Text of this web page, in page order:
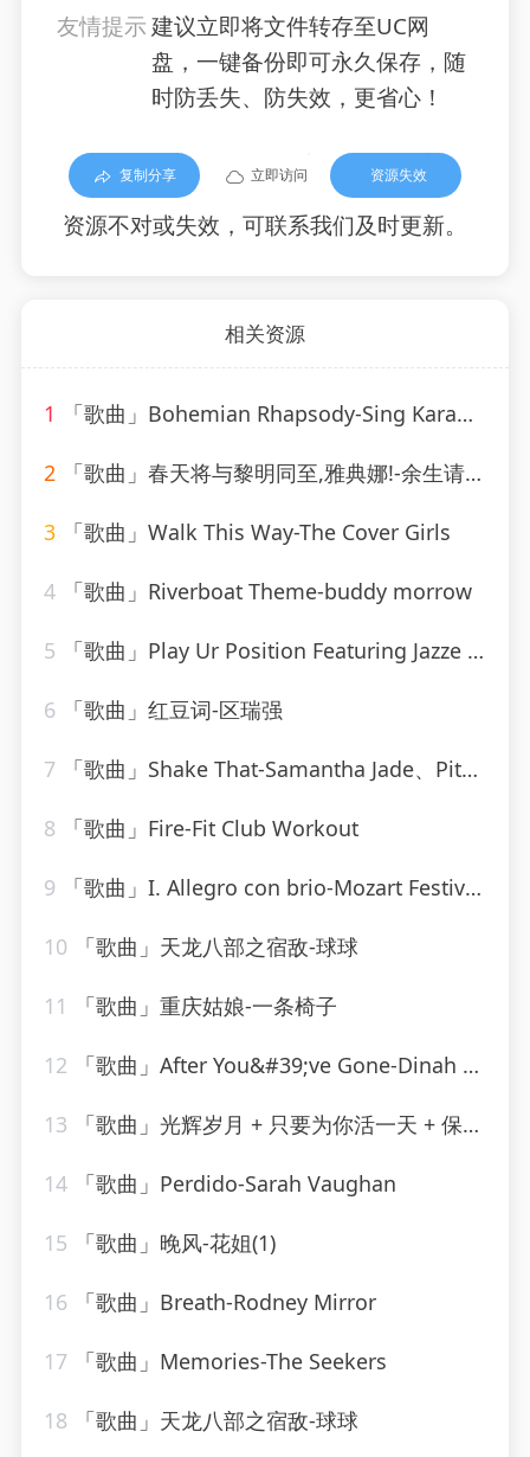
友情提示建议立即将文件转存至UC网
盘，一键备份即可永久保存，随
时防丢失、防失效，更省心！
复制分享 立即访问 资源失效
资源不对或失效，可联系我们及时更新。
相关资源
1 「歌曲」Bohemian Rhapsody-Sing Karaoke Sing
2 「歌曲」春天将与黎明同至,雅典娜!-余生请珍惜
3 「歌曲」Walk This Way-The Cover Girls
4 「歌曲」Riverboat Theme-buddy morrow
5 「歌曲」Play Ur Position Featuring Jazze Pha & Mr. Mo-YoungBloodZ、Jazze Pha、Mr. Mo
6 「歌曲」红豆词-区瑞强
7 「歌曲」Shake That-Samantha Jade、Pitbull
8 「歌曲」Fire-Fit Club Workout
9 「歌曲」I. Allegro con brio-Mozart Festival Orchestra、Alberto Lizzio
10 「歌曲」天龙八部之宿敌-球球
11 「歌曲」重庆姑娘-一条椅子
12 「歌曲」After You&#39;ve Gone-Dinah Washington(1)
13 「歌曲」光辉岁月 + 只要为你活一天 + 保重-谢霆锋、朱一龙
14 「歌曲」Perdido-Sarah Vaughan
15 「歌曲」晚风-花姐(1)
16 「歌曲」Breath-Rodney Mirror
17 「歌曲」Memories-The Seekers
18 「歌曲」天龙八部之宿敌-球球